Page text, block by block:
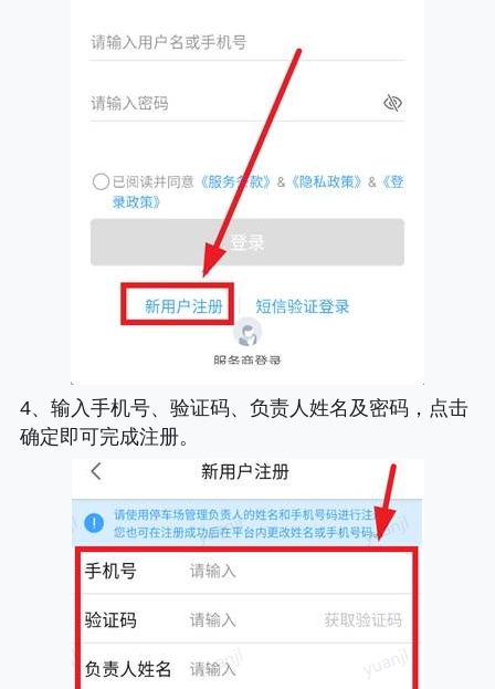
4、输入手机号、验证码、负责人姓名及密码，点击
确定即可完成注册。